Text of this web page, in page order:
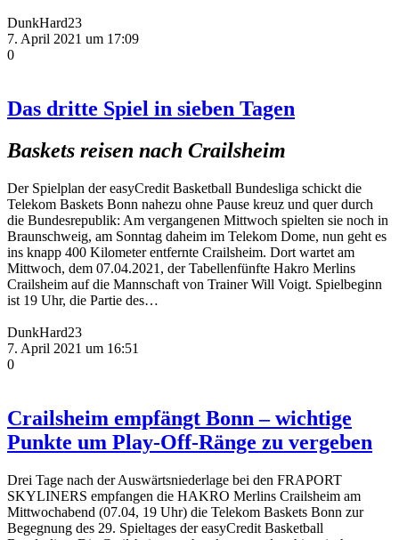
DunkHard23
7. April 2021 um 17:09
0
Das dritte Spiel in sieben Tagen
Baskets reisen nach Crailsheim
Der Spielplan der easyCredit Basketball Bundesliga schickt die
Telekom Baskets Bonn nahezu ohne Pause kreuz und quer durch
die Bundesrepublik: Am vergangenen Mittwoch spielten sie noch in
Braunschweig, am Sonntag daheim im Telekom Dome, nun geht es
ins knapp 400 Kilometer entfernte Crailsheim. Dort wartet am
Mittwoch, dem 07.04.2021, der Tabellenfünfte Hakro Merlins
Crailsheim auf die Mannschaft von Trainer Will Voigt. Spielbeginn
ist 19 Uhr, die Partie des…
DunkHard23
7. April 2021 um 16:51
0
Crailsheim empfängt Bonn – wichtige
Punkte um Play-Off-Ränge zu vergeben
Drei Tage nach der Auswärtsniederlage bei den FRAPORT
SKYLINERS empfangen die HAKRO Merlins Crailsheim am
Mittwochabend (07.04, 19 Uhr) die Telekom Baskets Bonn zur
Begegnung des 29. Spieltages der easyCredit Basketball